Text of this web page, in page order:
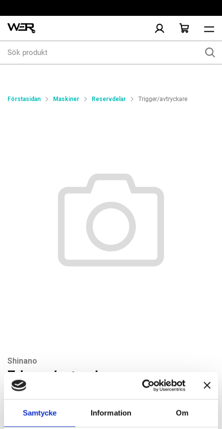
Samtycke Information Om
produkt
Förstasidan Maskiner Reservdelar Trigger/avtryckare
Shinano
Trigger/avtryckare